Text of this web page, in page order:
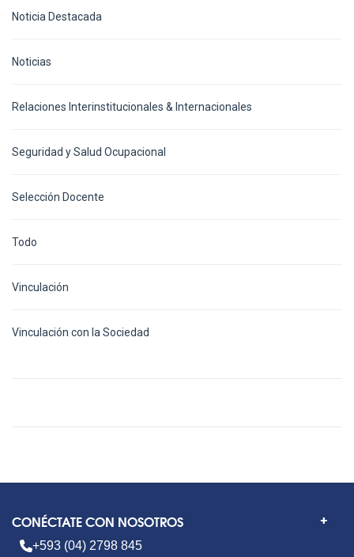
Noticia Destacada
Noticias
Relaciones Interinstitucionales & Internacionales
Seguridad y Salud Ocupacional
Selección Docente
Todo
Vinculación
Vinculación con la Sociedad
CONÉCTATE CON NOSOTROS
+593 (04) 2798 845